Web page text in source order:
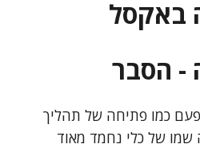
באקסל
- הסבר
כמו פתיחה של תהליך
שמו של כלי נחמד מאוד